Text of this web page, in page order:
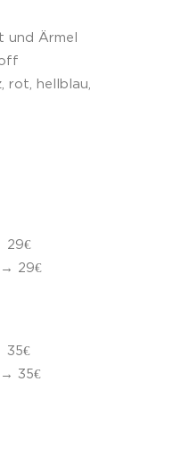
und Ärmel
rot, hellblau,
29€
→ 29€
35€
→ 35€